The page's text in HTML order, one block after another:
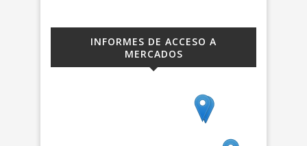
INFORMES DE ACCESO A
MERCADOS